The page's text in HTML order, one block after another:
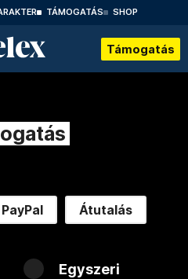
TÁMOGATÁS SHOP
Támogatás
PayPal Átutalás
Egyszeri